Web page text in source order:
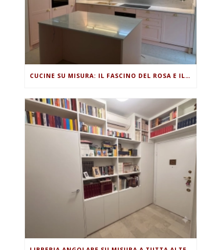
CUCINE SU MISURA: IL FASCINO DEL ROSA E IL PRESTIGIO DEL QUARZO IN UN PROGETTO ESCLUSIVO